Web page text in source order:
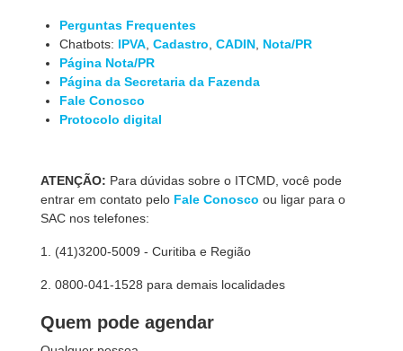
Perguntas Frequentes
Chatbots: IPVA ,Cadastro ,CADIN Nota/PR
Página Nota/PR
Página da Secretaria da Fazenda
Fale Conosco
Protocolo digital
ATENÇÃO: Para dúvidas sobre o ITCMD, você pode
entrar em contato pelo Fale Conosco ou ligar para o
SAC nos telefones:
1. (41)3200-5009 - Curitiba e Região
2. 0800-041-1528 para demais localidades
Quem pode agendar